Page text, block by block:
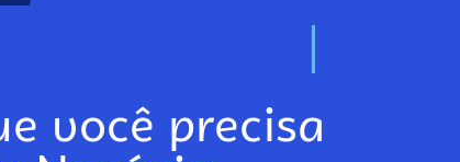
N
você precisa